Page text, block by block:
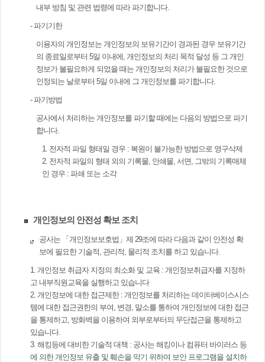
내부 방침 및 관련 법령에 따라 파기합니다.
- 파기기한
이용자의 개인정보는 개인정보의 보유기간이 경과된 경우 보유기간
의 종료일로부터 5일 이내에, 개인정보의 처리 목적 달성 등 그 개인
정보가 불필요하게 되었을 때는 개인정보의 처리가 불필요한 것으로
인정되는 날로부터 5일 이내에 그 개인정보를 파기합니다.
- 파기방법
공사에서 처리하는 개인정보를 파기할 때에는 다음의 방법으로 파기
합니다.
1. 전자적 파일 형태일 경우 : 복원이 불가능한 방법으로 영구삭제
2. 전자적 파일의 형태 외의 기록물, 안쇄물, 서면, 그밖의 기록매체
인 경우 : 파쇄 또는 소각
개인정보의 안전성 확보 조치
공사는 「개인정보보호법」제 29조에 따라 다음과 같이 안전성 확
보에 필요한 기술적, 관리적, 물리적 조치를 하고 있습니다.
1. 개인정보 취급자 지정의 최소화 및 교육 : 개인정보취급자를 지정하
고 내부직원교육을 실행하고 있습니다
2. 개인정보에 대한 접근제한 : 개인정보를 처리하는 데이터베이스시스
템에 대한 접근권한의 부여, 변경, 말소를 통하여 개인정보에 대한 접근
을 통제하고, 방화벽을 이용하여 외부로부터의 무단접근을 통제하고
있습니다.
3. 해킹등에 대비한 기술적 대책 : 공사는 해킹이나 컴퓨터 바이러스 등
에 의한 개인정보 유출 및 훼손을 막기 위하여 보안 프로그램을 설치하